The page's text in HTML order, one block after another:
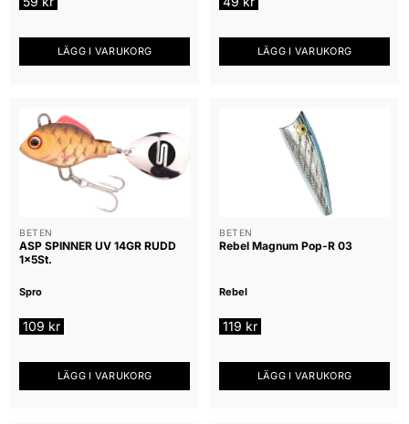
LÄGG I VARUKORG LÄGG I VARUKORG
BETEN
ASP SPINNER UV 14GR RUDD
1x5St.
Spro
109 kr
LÄGG I VARUKORG
BETEN
Rebel Magnum Pop-R 03
Rebel
119 kr
LÄGG I VARUKORG